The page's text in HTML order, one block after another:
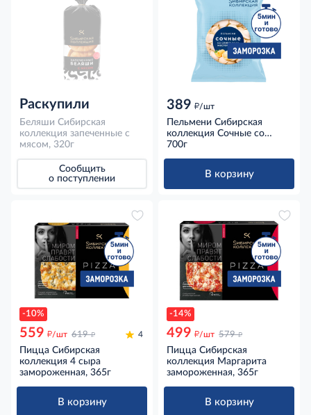
Раскупили
Беляши Сибирская
коллекция запеченные с
мясом, 320г
Сообщить
о поступлении
389 д/шт
Пельмени Сибирская
коллекция Сочные со
сливочным маслом
700г
В корзину
-10%
559 д/шт 619 д 4
Пицца Сибирская
коллекция 4 сыра
замороженная, 365г
В корзину
-14%
499 д/шт 579 д
Пицца Сибирская
коллекция Маргарита
замороженная, 365г
В корзину